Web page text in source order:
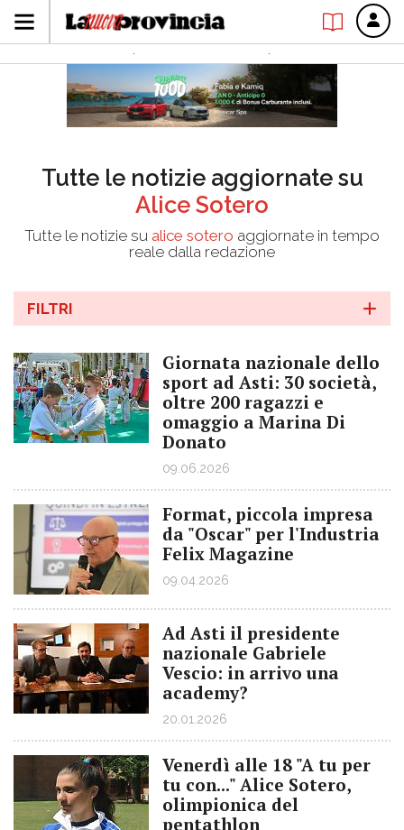
Tutte le notizie aggiornate su
Alice Sotero
Tutte le notizie su alice sotero aggiornate in tempo
reale dalla redazione
FILTRI
Giornata nazionale dello
sport ad Asti: 30 società,
oltre 200 ragazzi e
omaggio a Marina Di
Donato
09.06.2026
Format, piccola impresa
da "Oscar" per l'Industria
Felix Magazine
09.04.2026
Ad Asti il presidente
nazionale Gabriele
Vescio: in arrivo una
academy?
20.01.2026
Venerdì alle 18 "A tu per
tu con..." Alice Sotero,
olimpionica del
pentathlon